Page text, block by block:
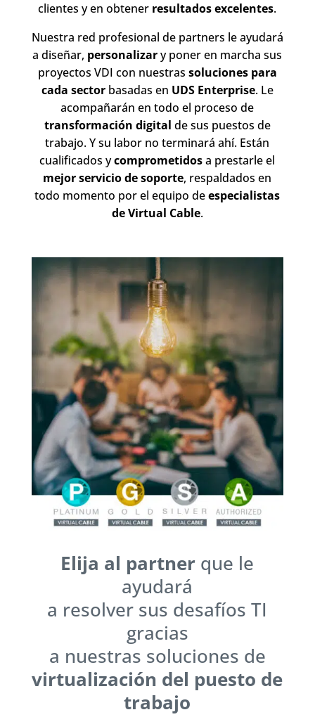
clientes y en obtener resultados excelentes.
Nuestra red profesional de partners le ayudará
a diseñar, personalizary poner en marcha sus
proyectos VDI con nuestras soluciones para
cada sectorbasadas en UDS Enterprise. Le
acompañarán en todo el proceso de
transformación digital de sus puestos de
trabajo. Y su labor no terminará ahí. Están
cualificados ycomprometidosa prestarle el
mejor servicio de soporte, respaldados en
todo momento por el equipo deespecialistas
de Virtual Cable.
Elija al partner que le
ayudará
a resolver sus desafíos TI
gracias
a nuestras soluciones de
virtualización del puesto de
trabajo